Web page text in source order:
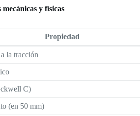
mecánicas y físicas
Propiedad
la tracción
C)
(en 50 mm)